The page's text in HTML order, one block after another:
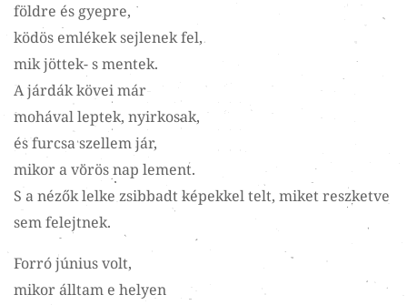
földre és gyepre,
ködös emlékek sejlenek fel,
mik jöttek- s mentek.
A járdák kövei már
mohával leptek, nyirkosak,
és furcsa szellem jár,
mikor a vörös nap lement.
S a nézők lelke zsibbadt képekkel telt, miket reszketve
sem felejtnek.
Forró június volt,
mikor álltam e helyen